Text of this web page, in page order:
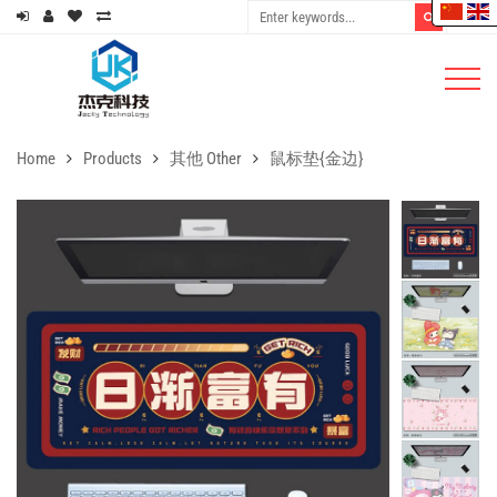
Home Products 其他 Other 鼠标垫{金边}